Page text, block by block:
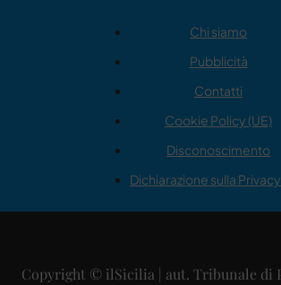
Chi siamo
Pubblicità
Contatti
Cookie Policy (UE)
Disconoscimento
Dichiarazione sulla
Copyright © ilSicilia | aut. Tribunale di